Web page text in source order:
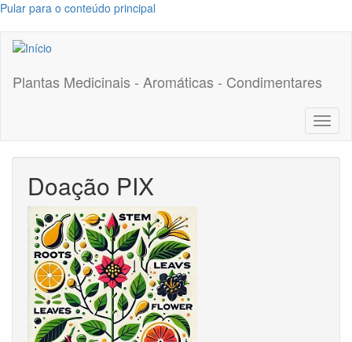
Pular para o conteúdo principal
Plantas Medicinais - Aromáticas - Condimentares
Doação PIX